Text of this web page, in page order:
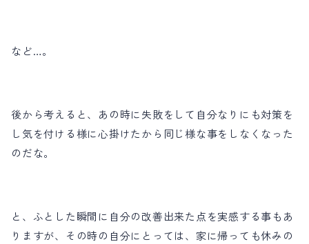
など…。
後から考えると、あの時に失敗をして自分なりにも対策を
し気を付ける様に心掛けたから同じ様な事をしなくなった
のだな。
と、ふとした瞬間に自分の改善出来た点を実感する事もあ
りますが、その時の自分にとっては、家に帰っても休みの